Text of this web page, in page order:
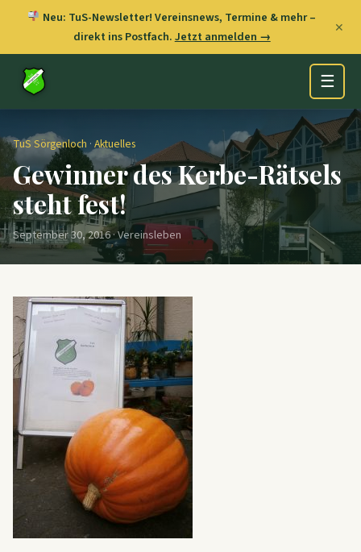
Neu: TuS-Newsletter! Vereinsnews, Termine & mehr –
direkt ins Postfach.Jetzt anmelden →
✕
☰
TuS Sörgenloch · Aktuelles
Gewinner des Kerbe-Rätsels
steht fest!
September 30, 2016 · Vereinsleben